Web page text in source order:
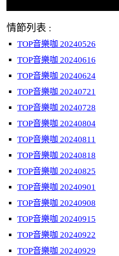
情節列表 :
TOP音樂咖 20240526
TOP音樂咖 20240616
TOP音樂咖 20240624
TOP音樂咖 20240721
TOP音樂咖 20240728
TOP音樂咖 20240804
TOP音樂咖 20240811
TOP音樂咖 20240818
TOP音樂咖 20240825
TOP音樂咖 20240901
TOP音樂咖 20240908
TOP音樂咖 20240915
TOP音樂咖 20240922
TOP音樂咖 20240929